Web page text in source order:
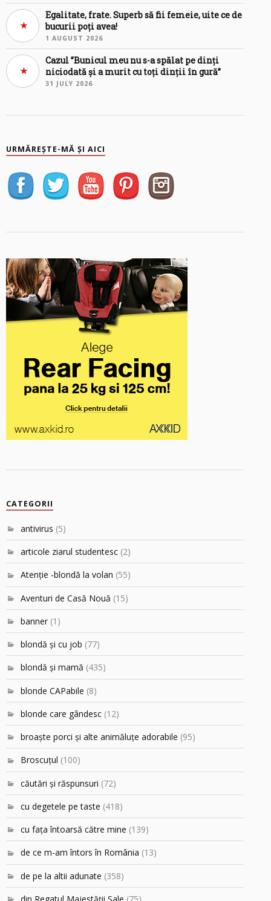
Egalitate, frate. Superb să fii femeie, uite ce de
bucurii poți avea!
1 AUGUST 2026
Cazul ”Bunicul meu nu s-a spălat pe dinți
niciodată și a murit cu toți dinții în gură”
31 JULY 2026
URMĂREȘTE-MĂ ȘI AICI
CATEGORII
antivirus (5)
articole ziarul studentesc (2)
Atenţie -blondă la volan (55)
Aventuri de Casă Nouă (15)
banner (1)
blondă şi cu job (77)
blondă şi mamă (435)
blonde CAPabile (8)
blonde care gândesc (12)
broaşte porci şi alte animăluţe adorabile (95)
Broscuțul (100)
căutări şi răspunsuri (72)
cu degetele pe taste (418)
cu faţa întoarsă către mine (139)
de ce m-am întors în România (13)
de pe la altii adunate (358)